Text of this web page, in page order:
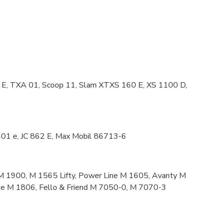
TXA 01, Scoop 11, Slam XTXS 160 E, XS 1100 D,
e, JC 862 E, Max Mobil 86713-6
1900, M 1565 Lifty, Power Line M 1605, Avanty M
M 1806, Fello & Friend M 7050-0, M 7070-3